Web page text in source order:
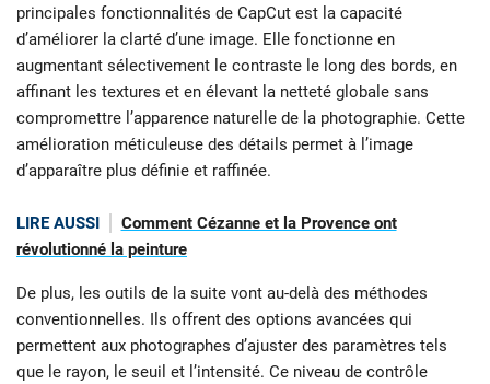
principales fonctionnalités de CapCut est la capacité
d’améliorer la clarté d’une image. Elle fonctionne en
augmentant sélectivement le contraste le long des bords, en
affinant les textures et en élevant la netteté globale sans
compromettre l’apparence naturelle de la photographie. Cette
amélioration méticuleuse des détails permet à l’image
d’apparaître plus définie et raffinée.
LIRE AUSSI
Comment Cézanne et la Provence ont
révolutionné la peinture
De plus, les outils de la suite vont au-delà des méthodes
conventionnelles. Ils offrent des options avancées qui
permettent aux photographes d’ajuster des paramètres tels
que le rayon, le seuil et l’intensité. Ce niveau de contrôle